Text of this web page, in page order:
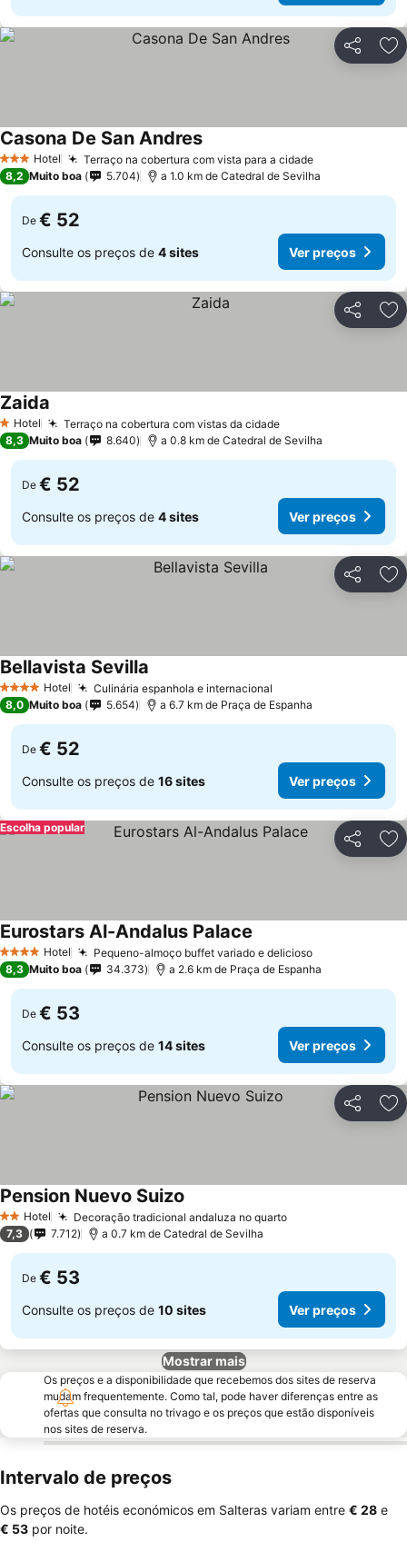
Partilhar
3 EstrelasHotel Terraço na cobertura com vista para a cidadeVer preços
Casona De San AndresVer preços
8,2 Muito boa 5.704 a 1.0 km de Catedral de Sevilha
De € 52
Consulte os preços de 4 sites Ver preços
Partilhar
1 Estrelas
Hotel Terraço na cobertura com vistas da cidadeVer preços
Zaida
8,3 Muito boa 8.640 a 0.8 km de Catedral de Sevilha
De € 52
Consulte os preços de 4 sites Ver preços
Partilhar
4 EstrelasHotel Culinária espanhola e internacional
Bellavista Sevilla
8,0 Muito boa 5.654 a 6.7 km de Praça de Espanha
De € 52
Consulte os preços de 16 sites Ver preços
Partilhar
Escolha popular
4 EstrelasHotel Pequeno-almoço buffet variado e deliciosoVer preços
Eurostars Al-Andalus Palace
8,3 Muito boa 34.373 a 2.6 km de Praça de Espanha
De € 53
Consulte os preços de 14 sites Ver preços
Partilhar
2 Estrelas
Hotel Decoração tradicional andaluza no quartoVer preços
Pension Nuevo Suizo
7,3 7.712 a 0.7 km de Catedral de Sevilha
De € 53
Consulte os preços de 10 sites Ver preços
Mostrar mais
Os preços e a disponibilidade que recebemos dos sites de reserva
mudam frequentemente. Como tal, pode haver diferenças entre as
ofertas que consulta no trivago e os preços que estão disponíveis
nos sites de reserva.
Intervalo de preços
Os preços de hotéis económicos em Salteras variam entre ‎€ 28 e
‎€ 53 por noite.